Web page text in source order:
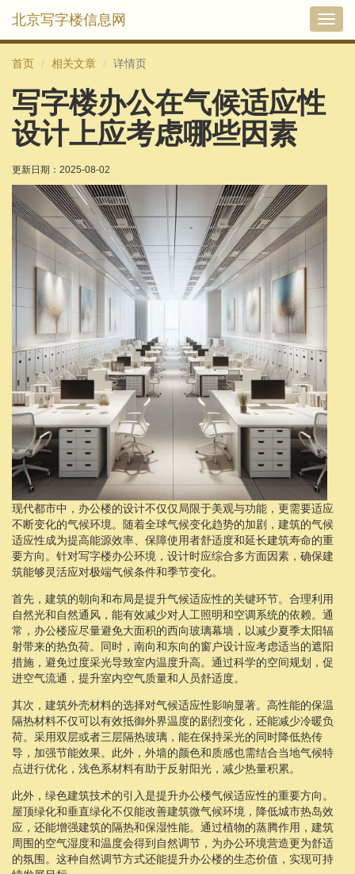
切
北京写字楼信息网
首页 相关文章 详情页
写字楼办公在气候适应性
设计上应考虑哪些因素
更新日期： 2025-08-02
现代都市中，办公楼的设计不仅仅局限于美观与功能，更需要适应
不断变化的气候环境。随着全球气候变化趋势的加剧，建筑的气候
适应性成为提高能源效率、保障使用者舒适度和延长建筑寿命的重
要方向。针对写字楼办公环境，设计时应综合多方面因素，确保建
筑能够灵活应对极端气候条件和季节变化。
首先，建筑的朝向和布局是提升气候适应性的关键环节。合理利用
自然光和自然通风，能有效减少对人工照明和空调系统的依赖。通
常，办公楼应尽量避免大面积的西向玻璃幕墙，以减少夏季太阳辐
射带来的热负荷。同时，南向和东向的窗户设计应考虑适当的遮阳
措施，避免过度采光导致室内温度升高。通过科学的空间规划，促
进空气流通，提升室内空气质量和人员舒适度。
其次，建筑外壳材料的选择对气候适应性影响显著。高性能的保温
隔热材料不仅可以有效抵御外界温度的剧烈变化，还能减少冷暖负
荷。采用双层或者三层隔热玻璃，能在保持采光的同时降低热传
导，加强节能效果。此外，外墙的颜色和质感也需结合当地气候特
点进行优化，浅色系材料有助于反射阳光，减少热量积累。
此外，绿色建筑技术的引入是提升办公楼气候适应性的重要方向。
屋顶绿化和垂直绿化不仅能改善建筑微气候环境，降低城市热岛效
应，还能增强建筑的隔热和保湿性能。通过植物的蒸腾作用，建筑
周围的空气湿度和温度会得到自然调节，为办公环境营造更为舒适
的氛围。这种自然调节方式还能提升办公楼的生态价值，实现可持